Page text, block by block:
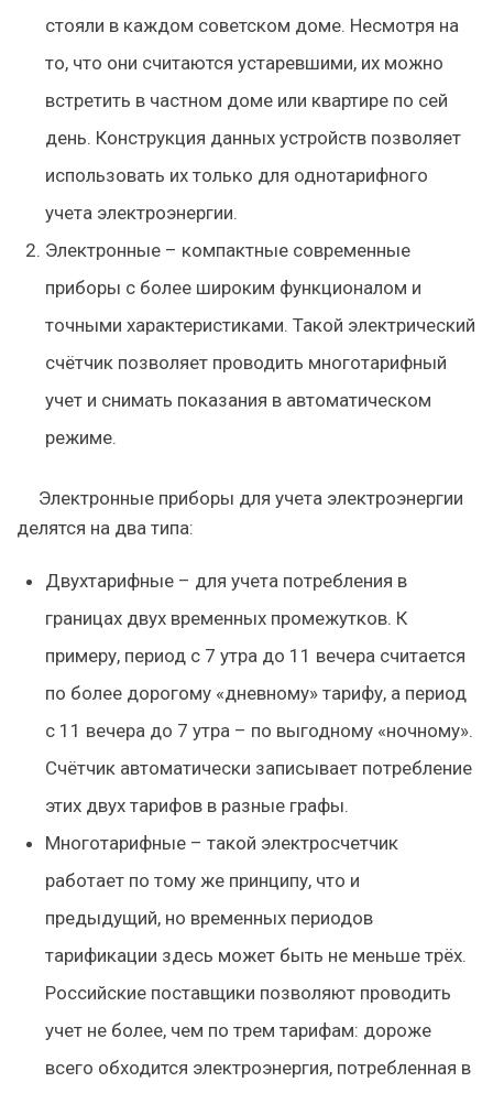
стояли в каждом советском доме. Несмотря на
то, что они считаются устаревшими, их можно
встретить в частном доме или квартире по сей
день. Конструкция данных устройств позволяет
использовать их только для однотарифного
учета электроэнергии.
Электронные – компактные современные
приборы с более широким функционалом и
точными характеристиками. Такой электрический
счётчик позволяет проводить многотарифный
учет и снимать показания в автоматическом
режиме.
Электронные приборы для учета электроэнергии
делятся на два типа:
Двухтарифные – для учета потребления в
границах двух временных промежутков. К
примеру, период с 7 утра до 11 вечера считается
по более дорогому «дневному» тарифу, а период
с 11 вечера до 7 утра – по выгодному «ночному».
Счётчик автоматически записывает потребление
этих двух тарифов в разные графы.
Многотарифные – такой электросчетчик
работает по тому же принципу, что и
предыдущий, но временных периодов
тарификации здесь может быть не меньше трёх.
Российские поставщики позволяют проводить
учет не более, чем по трем тарифам: дороже
всего обходится электроэнергия, потребленная в